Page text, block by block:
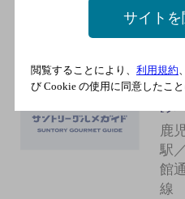
Ｐ
ｌ
鹿
駅
館
線
サイトを
閲覧することにより、 利用規約、
び Cookie の使用に同意したこと